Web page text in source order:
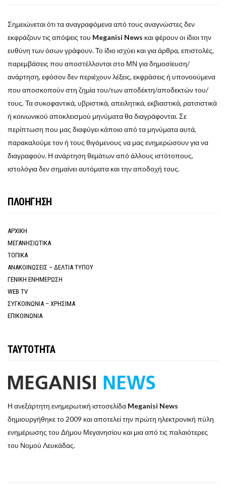
Σημειώνεται ότι τα αναγραφόμενα από τους αναγνώστες δεν
εκφράζουν τις απόψεις του Meganisi News και φέρουν οι ίδιοι την
ευθύνη των όσων γράφουν. Το ίδιο ισχύει και για άρθρα, επιστολές,
παρεμβάσεις που αποστέλλονται στο ΜΝ για δημοσίευση/
ανάρτηση, εφόσον δεν περιέχουν λέξεις, εκφράσεις ή υπονοούμενα
που αποσκοπούν στη ζημία του/των αποδέκτη/αποδεκτών του/
τους. Τα συκοφαντικά, υβριστικά, απειλητικά, εκβιαστικά, ρατσιστικά
ή κοινωνικού αποκλεισμού μηνύματα θα διαγράφονται. Σε
περίπτωση που μας διαφύγει κάποιο από τα μηνύματα αυτά,
παρακαλούμε τον ή τους θιγόμενους να μας ενημερώσουν για να
διαγραφούν. Η ανάρτηση θεμάτων από άλλους ιστότοπους,
ιστολόγια δεν σημαίνει αυτόματα και την αποδοχή τους.
ΠΛΟΗΓΗΣΗ
ΑΡΧΙΚΗ
ΜΕΓΑΝΗΣΙΩΤΙΚΑ
ΤΟΠΙΚΑ
ΑΝΑΚΟΙΝΩΣΕΙΣ – ΔΕΛΤΙΑ ΤΥΠΟΥ
ΓΕΝΙΚΗ ΕΝΗΜΕΡΩΣΗ
WEB TV
ΣΥΓΚΟΙΝΩΝΙΑ – ΧΡΗΣΙΜΑ
ΕΠΙΚΟΙΝΩΝΙΑ
ΤΑΥΤΟΤΗΤΑ
Η ανεξάρτητη ενημερωτική ιστοσελίδα Meganisi News
δημιουργήθηκε το 2009 και αποτελεί την πρώτη ηλεκτρονική πύλη
ενημέρωσης του Δήμου Μεγανησίου και μια από τις παλαιότερες
του Νομού Λευκάδας.